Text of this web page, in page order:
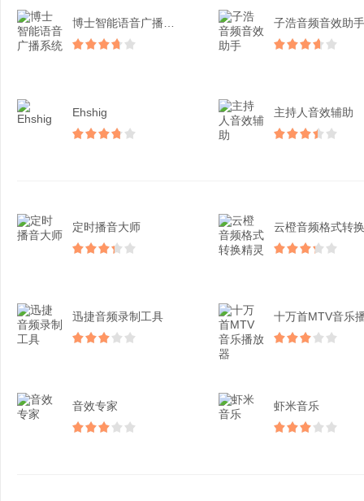
子浩音频音效助手
Ehshig 主持人音效辅助
定时播音大师
迅捷音频录制工具
音效专家 虾米音乐